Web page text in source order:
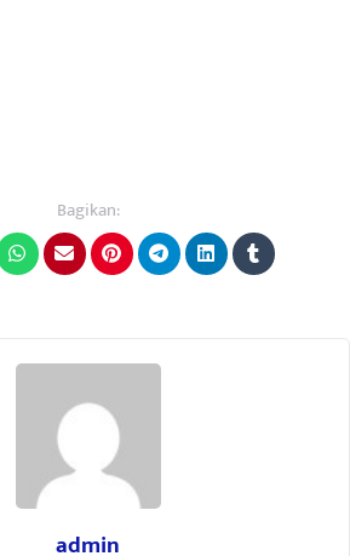
Bagikan:
admin